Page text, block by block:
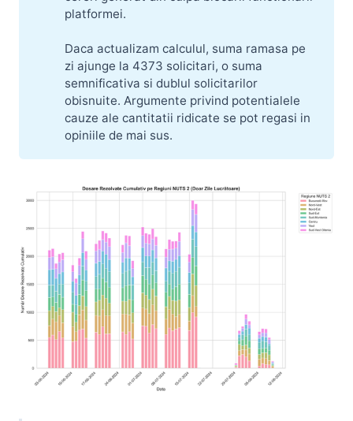
platformei.
Daca actualizam calculul, suma ramasa pe
zi ajunge la 4373 solicitari, o suma
semnificativa si dublul solicitarilor
obisnuite. Argumente privind potentialele
cauze ale cantitatii ridicate se pot regasi in
opiniile de mai sus.